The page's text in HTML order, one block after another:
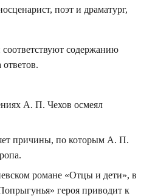
поэт и драматург,
содержанию
А. П. Чехов осмеял
причины, по которым А. П.
романе «Отцы и дети», в
героя приводит к